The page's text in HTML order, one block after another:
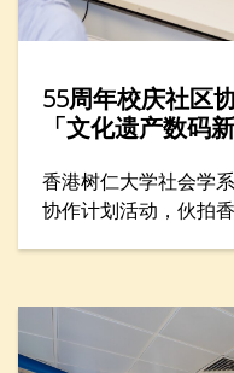
55周年校庆社区
「文化遗产数码
香港树仁大学社会学
协作计划活动，伙拍